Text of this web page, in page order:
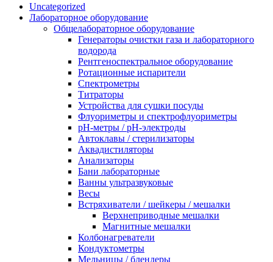
Uncategorized
Лабораторное оборудование
Общелабораторное оборудование
Генераторы очистки газа и лабораторного
водорода
Рентгеноспектральное оборудование
Ротационные испарители
Спектрометры
Титраторы
Устройства для сушки посуды
Флуориметры и спектрофлуориметры
pН-метры / рН-электроды
Автоклавы / стерилизаторы
Аквадистиляторы
Анализаторы
Бани лабораторные
Ванны ультразвуковые
Весы
Встряхиватели / шейкеры / мешалки
Верхнеприводные мешалки
Магнитные мешалки
Колбонагреватели
Кондуктометры
Мельницы / блендеры